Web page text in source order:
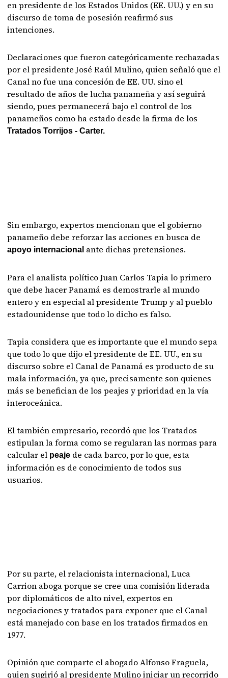
en presidente de los Estados Unidos (EE. UU.) y en su
discurso de toma de posesión reafirmó sus
intenciones.
Declaraciones que fueron categóricamente rechazadas
por el presidente José Raúl Mulino, quien señaló que el
Canal no fue una concesión de EE. UU. sino el
resultado de años de lucha panameña y así seguirá
siendo, pues permanecerá bajo el control de los
panameños como ha estado desde la firma de los
Tratados Torrijos - Carter.
Sin embargo, expertos mencionan que el gobierno
panameño debe reforzar las acciones en busca de
apoyo internacional ante dichas pretensiones.
Para el analista político Juan Carlos Tapia lo primero
que debe hacer Panamá es demostrarle al mundo
entero y en especial al presidente Trump y al pueblo
estadounidense que todo lo dicho es falso.
Tapia considera que es importante que el mundo sepa
que todo lo que dijo el presidente de EE. UU., en su
discurso sobre el Canal de Panamá es producto de su
mala información, ya que, precisamente son quienes
más se benefician de los peajes y prioridad en la vía
interoceánica.
El también empresario, recordó que los Tratados
estipulan la forma como se regularan las normas para
calcular el peaje de cada barco, por lo que, esta
información es de conocimiento de todos sus
usuarios.
Por su parte, el relacionista internacional, Luca
Carrion aboga porque se cree una comisión liderada
por diplomáticos de alto nivel, expertos en
negociaciones y tratados para exponer que el Canal
está manejado con base en los tratados firmados en
1977.
Opinión que comparte el abogado Alfonso Fraguela,
quien sugirió al presidente Mulino iniciar un recorrido